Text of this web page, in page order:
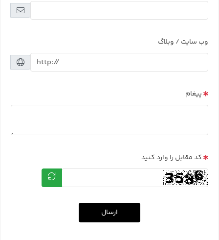
وب سایت / وبلاگ
پیغام
کد مقابل را وارد کنید
ارسال